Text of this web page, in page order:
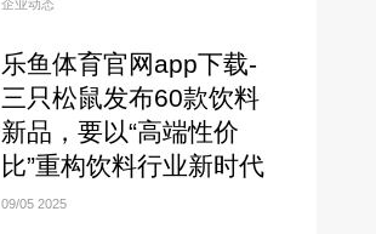
企业动态
乐鱼体育官网app下载-
三只松鼠发布60款饮料
新品，要以“高端性价
比”重构饮料行业新时代
09/05 2025